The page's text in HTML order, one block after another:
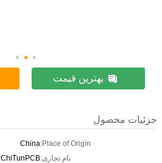
بهترین قیمت
جزئیات محصول
Place of Origin:
China
نام تجاری:ChiTunPCB